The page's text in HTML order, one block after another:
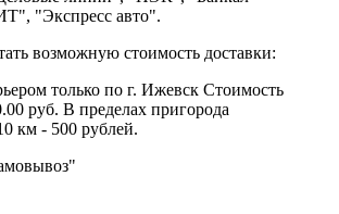
"Экспресс авто".
возможную стоимость доставки:
только по г. Ижевск Стоимость
руб. В пределах пригорода
км - 500 рублей.